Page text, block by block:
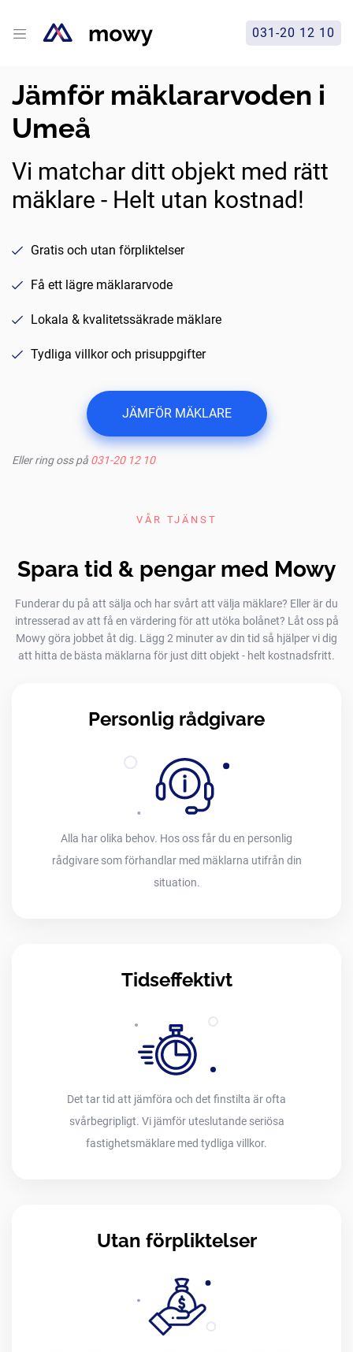
031-20 12 10
Jämför mäklararvoden i
Umeå
Vi matchar ditt objekt med rätt
mäklare - Helt utan kostnad!
Gratis och utan förpliktelser
Få ett lägre mäklararvode
Lokala & kvalitetssäkrade mäklare
Tydliga villkor och prisuppgifter
JÄMFÖR MÄKLARE
Eller ring oss på 031-20 12 10
VÅR TJÄNST
Spara tid & pengar med Mowy
Funderar du på att sälja och har svårt att välja mäklare? Eller är du
intresserad av att få en värdering för att utöka bolånet? Låt oss på
Mowy göra jobbet åt dig. Lägg 2 minuter av din tid så hjälper vi dig
att hitta de bästa mäklarna för just ditt objekt - helt kostnadsfritt.
Personlig rådgivare
Alla har olika behov. Hos oss får du en personlig
rådgivare som förhandlar med mäklarna utifrån din
situation.
Tidseffektivt
Det tar tid att jämföra och det finstilta är ofta
svårbegripligt. Vi jämför uteslutande seriösa
fastighetsmäklare med tydliga villkor.
Utan förpliktelser